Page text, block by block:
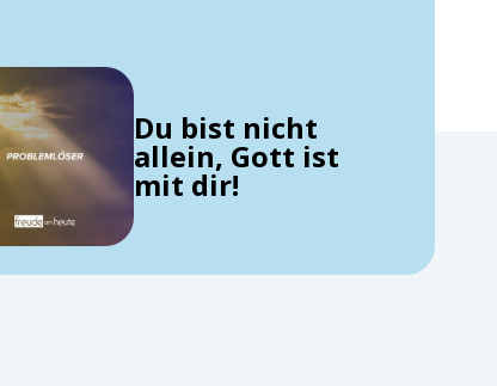
Du bist nicht
allein, Gott ist
mit dir!